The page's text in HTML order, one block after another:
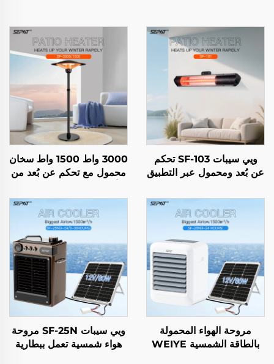
ويي سيبات SF-103 تحكم
عن بُعد ومحمول عبر التطبيق
بالذهب الوردي جسم من
سبيكة الألومنيوم سخان
IP65
3000 واط 1500 واط سخان
محمول مع تحكم عن بُعد من
الداخلي والخارجي مع حامل
IP44
مروحة الهواء المحمولة
بالطاقة الشمسية WEIYE
ويي سيبات SF-25N مروحة
هواء شمسية تعمل ببطارية